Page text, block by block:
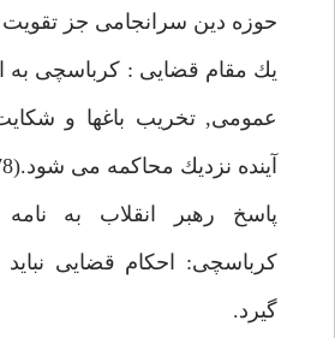
حوزه دين سرانجامى جز تقويت
يك مقام قضايى : كرباسچى به
عمومى, تخريب باغها و
آينده نزديك محاكمه مى شود.(20/2/78)
پاسخ رهبر انقلاب به نامه
كرباسچى: احكام قضايى
گيرد.